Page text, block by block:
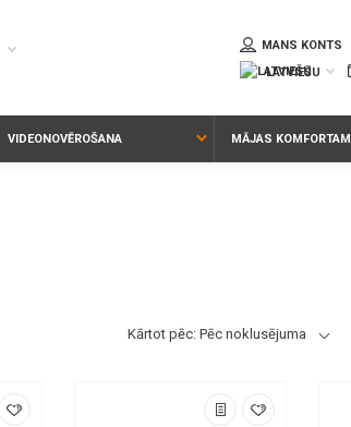
MANS KONTS
LATVIEŠU
VIDEONOVĒROŠANA MĀJAS KOMFORTAM
Kārtot pēc: Pēc noklusējuma